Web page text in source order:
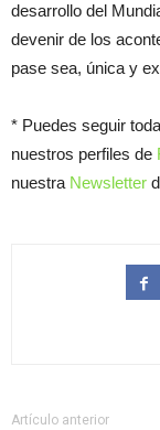
desarrollo del
devenir de los
pase sea, única y
* Puedes seguir
nuestros perfiles de
nuestra Newsletter
Artículo anterior